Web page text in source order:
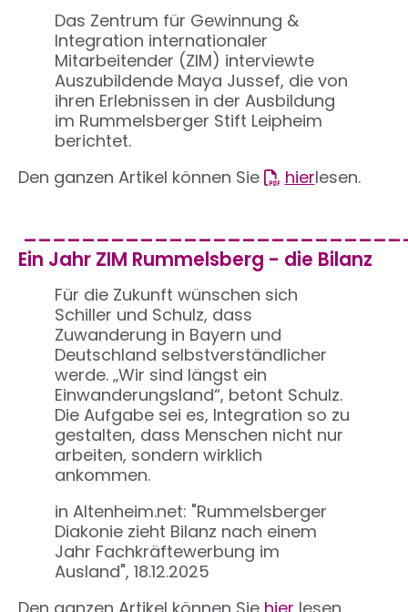
Das Zentrum für Gewinnung &
Integration internationaler
Mitarbeitender (ZIM) interviewte
Auszubildende Maya Jussef, die von
ihren Erlebnissen in der Ausbildung
im Rummelsberger Stift Leipheim
berichtet.
Den ganzen Artikel können Sie
hierlesen.
Ein Jahr ZIM Rummelsberg - die Bilanz
Für die Zukunft wünschen sich
Schiller und Schulz, dass
Zuwanderung in Bayern und
Deutschland selbstverständlicher
werde. „Wir sind längst ein
Einwanderungsland“, betont Schulz.
Die Aufgabe sei es, Integration so zu
gestalten, dass Menschen nicht nur
arbeiten, sondern wirklich
ankommen.
in Altenheim.net: "Rummelsberger
Diakonie zieht Bilanz nach einem
Jahr Fachkräftewerbung im
Ausland", 18.12.2025